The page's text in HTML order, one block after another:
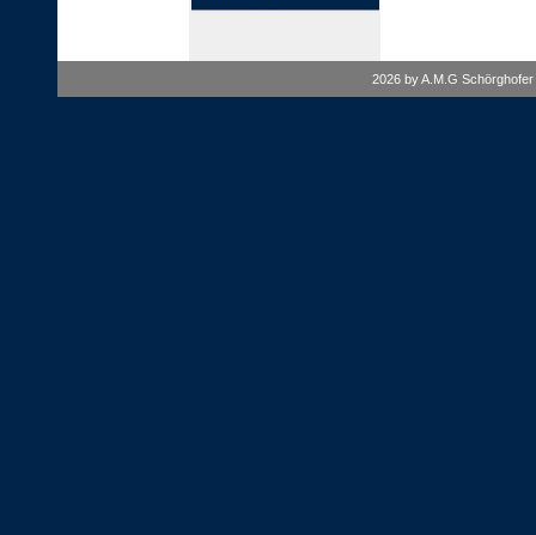
2026 by A.M.G